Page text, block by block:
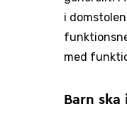
i
med
Barn